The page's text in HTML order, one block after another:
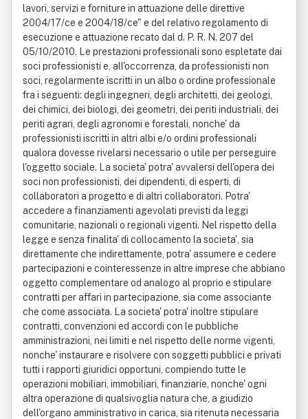
lavori, servizi e forniture in attuazione delle direttive
2004/17/ce e 2004/18/ce" e del relativo regolamento di
esecuzione e attuazione recato dal d. P. R. N. 207 del
05/10/2010. Le prestazioni professionali sono espletate dai
soci professionisti e, all'occorrenza, da professionisti non
soci, regolarmente iscritti in un albo o ordine professionale
fra i seguenti: degli ingegneri, degli architetti, dei geologi,
dei chimici, dei biologi, dei geometri, dei periti industriali, dei
periti agrari, degli agronomi e forestali, nonche' da
professionisti iscritti in altri albi e/o ordini professionali
qualora dovesse rivelarsi necessario o utile per perseguire
l'oggetto sociale. La societa' potra' avvalersi dell'opera dei
soci non professionisti, dei dipendenti, di esperti, di
collaboratori a progetto e di altri collaboratori. Potra'
accedere a finanziamenti agevolati previsti da leggi
comunitarie, nazionali o regionali vigenti. Nel rispetto della
legge e senza finalita' di collocamento la societa', sia
direttamente che indirettamente, potra' assumere e cedere
partecipazioni e cointeressenze in altre imprese che abbiano
oggetto complementare od analogo al proprio e stipulare
contratti per affari in partecipazione, sia come associante
che come associata. La societa' potra' inoltre stipulare
contratti, convenzioni ed accordi con le pubbliche
amministrazioni, nei limiti e nel rispetto delle norme vigenti,
nonche' instaurare e risolvere con soggetti pubblici e privati
tutti i rapporti giuridici opportuni, compiendo tutte le
operazioni mobiliari, immobiliari, finanziarie, nonche' ogni
altra operazione di qualsivoglia natura che, a giudizio
dell'organo amministrativo in carica, sia ritenuta necessaria